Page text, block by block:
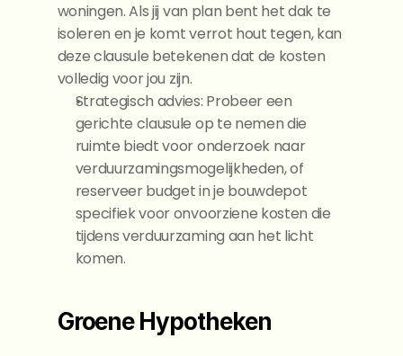
woningen. Als jij van plan bent het dak te
isoleren en je komt verrot hout tegen, kan
deze clausule betekenen dat de kosten
volledig voor jou zijn.
Strategisch advies: Probeer een
gerichte clausule op te nemen die
ruimte biedt voor onderzoek naar
verduurzamingsmogelijkheden, of
reserveer budget in je bouwdepot
specifiek voor onvoorziene kosten die
tijdens verduurzaming aan het licht
komen.
Groene Hypotheken